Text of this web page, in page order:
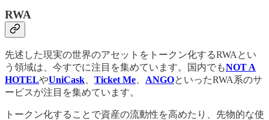
RWA
先述した現実の世界のアセットをトークン化するRWAとい
う領域は、今すでに注目を集めています。国内でもNOT A
HOTELやUniCask Ticket Me ANGOといったRWA系のサ
ービスが注目を集めています。
トークン化することで資産の流動性を高めたり、先物的な使